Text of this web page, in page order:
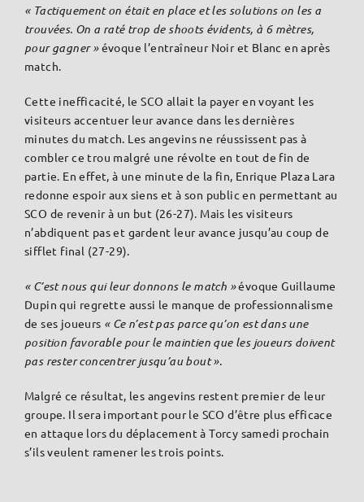
« Tactiquement on était en place et les solutions on les a
trouvées. On a raté trop de shoots évidents, à 6 mètres,
pour gagner »évoque l’entraîneur Noir et Blanc en après
match.
Cette inefficacité, le SCO allait la payer en voyant les
visiteurs accentuer leur avance dans les dernières
minutes du match. Les angevins ne réussissent pas à
combler ce trou malgré une révolte en tout de fin de
partie. En effet, à une minute de la fin, Enrique Plaza Lara
redonne espoir aux siens et à son public en permettant au
SCO de revenir à un but (26-27). Mais les visiteurs
n’abdiquent pas et gardent leur avance jusqu’au coup de
sifflet final (27-29).
« C’est nous qui leur donnons le match »évoque Guillaume
Dupin qui regrette aussi le manque de professionnalisme
de ses joueurs « Ce n’est pas parce qu’on est dans une
position favorable pour le maintien que les joueurs doivent
pas rester concentrer jusqu’au bout ».
Malgré ce résultat, les angevins restent premier de leur
groupe. Il sera important pour le SCO d’être plus efficace
en attaque lors du déplacement à Torcy samedi prochain
s’ils veulent ramener les trois points.